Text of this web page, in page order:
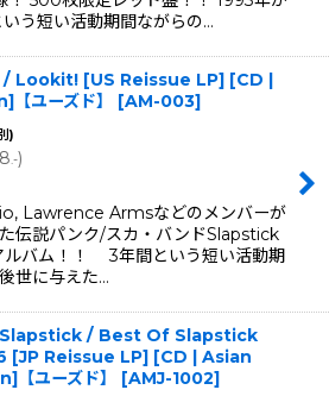
う短い活動期間ながらの…
Lookit! [US Reissue LP] [CD |
ユーズド】
[AM-003]
)
.-)
Lawrence Armsなどのメンバーが
伝説パンク/スカ・バンドSlapstick
ルバム！！ 3年間という短い活動期
世に与えた…
Slapstick / Best Of Slapstick
[JP Reissue LP] [CD | Asian
ユーズド】
[AMJ-1002]